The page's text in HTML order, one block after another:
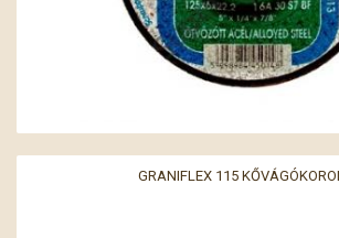
GRANIFLEX 115